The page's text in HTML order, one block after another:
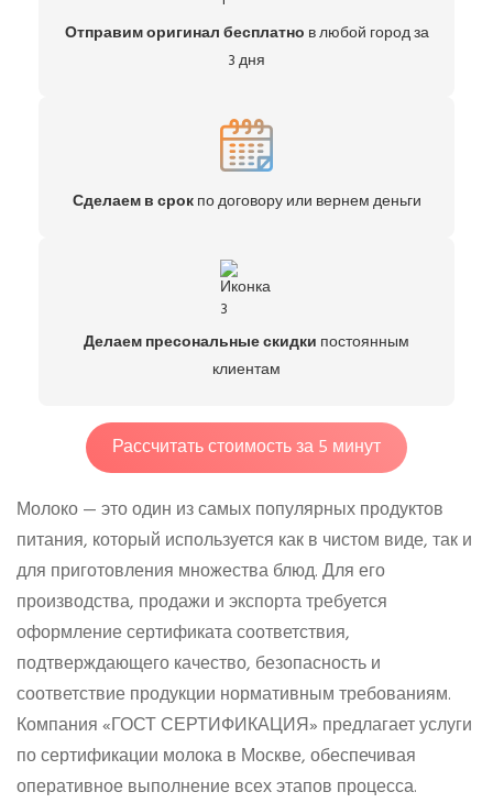
Отправим оригинал бесплатно в любой город за
3 дня
Сделаем в срокпо договору или вернем деньги
Делаем пресональные скидки постоянным
клиентам
Рассчитать стоимость за 5 минут
Молоко — это один из самых популярных продуктов
питания, который используется как в чистом виде, так и
для приготовления множества блюд. Для его
производства, продажи и экспорта требуется
оформление сертификата соответствия,
подтверждающего качество, безопасность и
соответствие продукции нормативным требованиям.
Компания «ГОСТ СЕРТИФИКАЦИЯ» предлагает услуги
по сертификации молока в Москве, обеспечивая
оперативное выполнение всех этапов процесса.